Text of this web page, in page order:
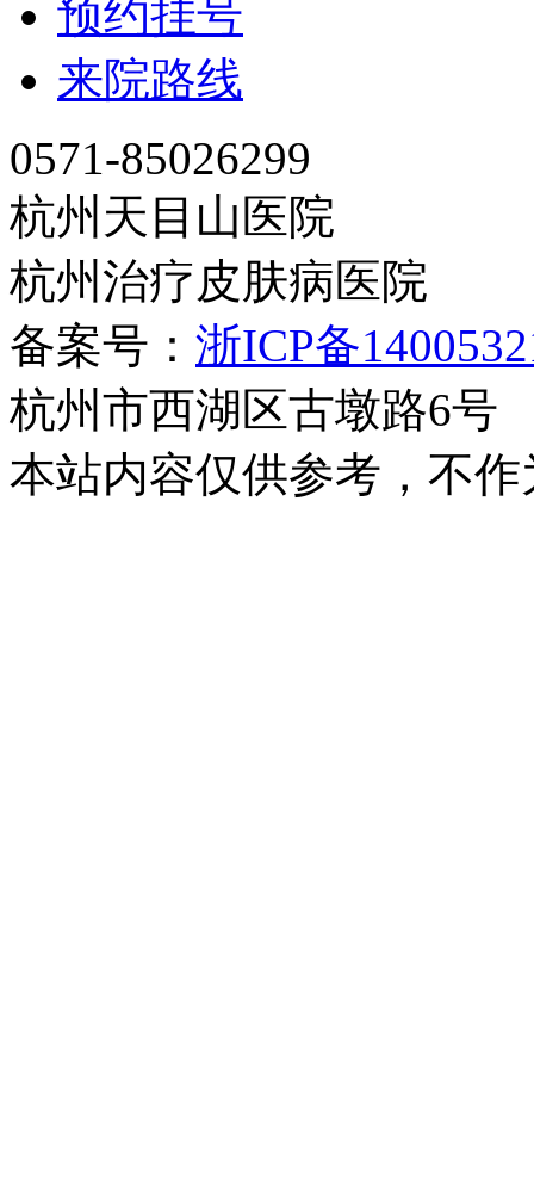
预约挂号
来院路线
0571-85026299
杭州天目山医院
杭州治疗皮肤病医院
备案号： 浙ICP备
杭州市西湖区古墩路6号
本站内容仅供参考，不